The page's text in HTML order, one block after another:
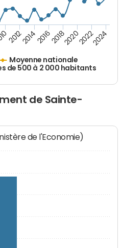
Moyenne nationale
de 500 à 2 000 habitants
2012201420162018202020222024
de Sainte-
de l'Economie)